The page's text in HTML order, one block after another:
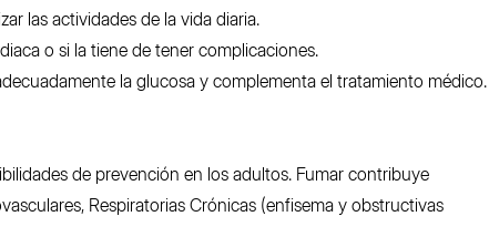
las actividades de la vida diaria.
o si la tiene de tener complicaciones.
la glucosa y complementa el tratamiento médico.
de prevención en los adultos. Fumar contribuye
Respiratorias Crónicas (enfisema y obstructivas